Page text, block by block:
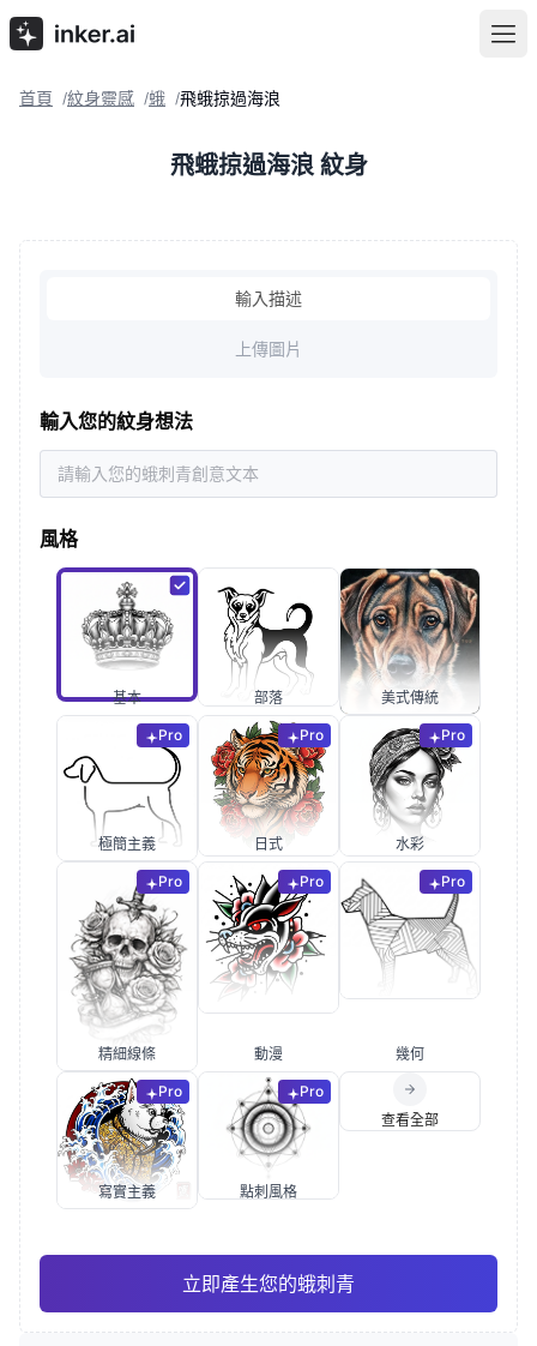
首頁 /紋身靈感 /蛾 /飛蛾掠過海浪
飛蛾掠過海浪 紋身
輸入描述
上傳圖片
輸入您的紋身想法
風格
基本 部落 美式傳統
Pro
極簡主義
Pro
日式
Pro
水彩
Pro
精細線條
Pro
動漫
Pro
幾何
Pro
寫實主義
Pro
點刺風格
查看全部
立即產生您的蛾刺青